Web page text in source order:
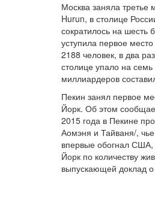
Москва заняла третье
Hurun, в столице
сократилось на шесть
уступила первое
2188 человек, в два
столице упало на
миллиардеров
Пекин занял первое
Йорк. Об этом
2015 года в Пекине
Аомэня и Тайваня/,
впервые обогнал США,
Йорк по количеству
выпускающей доклад